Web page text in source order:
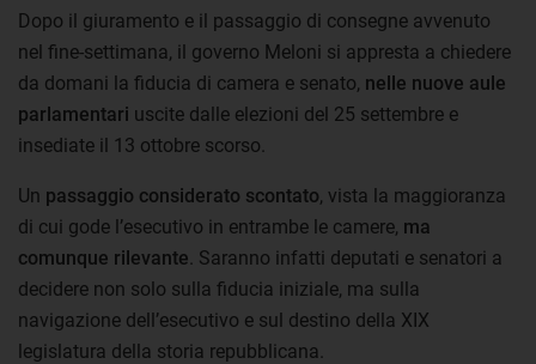
Dopo il giuramento e il passaggio di consegne avvenuto
nel fine-settimana, il governo Meloni si appresta a chiedere
da domani la fiducia di camera e senato, nelle nuove aule
parlamentari uscite dalle elezioni del 25 settembre e
insediate il 13 ottobre scorso.
Un passaggio considerato scontato, vista la maggioranza
di cui gode l’esecutivo in entrambe le camere, ma
comunque rilevante. Saranno infatti deputati e senatori a
decidere non solo sulla fiducia iniziale, ma sulla
navigazione dell’esecutivo e sul destino della XIX
legislatura della storia repubblicana.